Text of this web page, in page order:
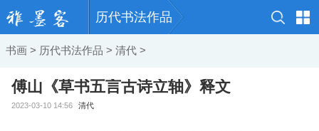
历代书法作品
书画 > 历代书法作品 > 清代 >
傅山《草书五言古诗立轴》释文
2023-03-10 14:56 清代